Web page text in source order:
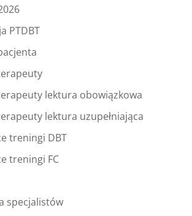
PTDBT
lektura obowiązkowa
lektura uzupełniająca
treningi DBT
treningi FC
specjalistów